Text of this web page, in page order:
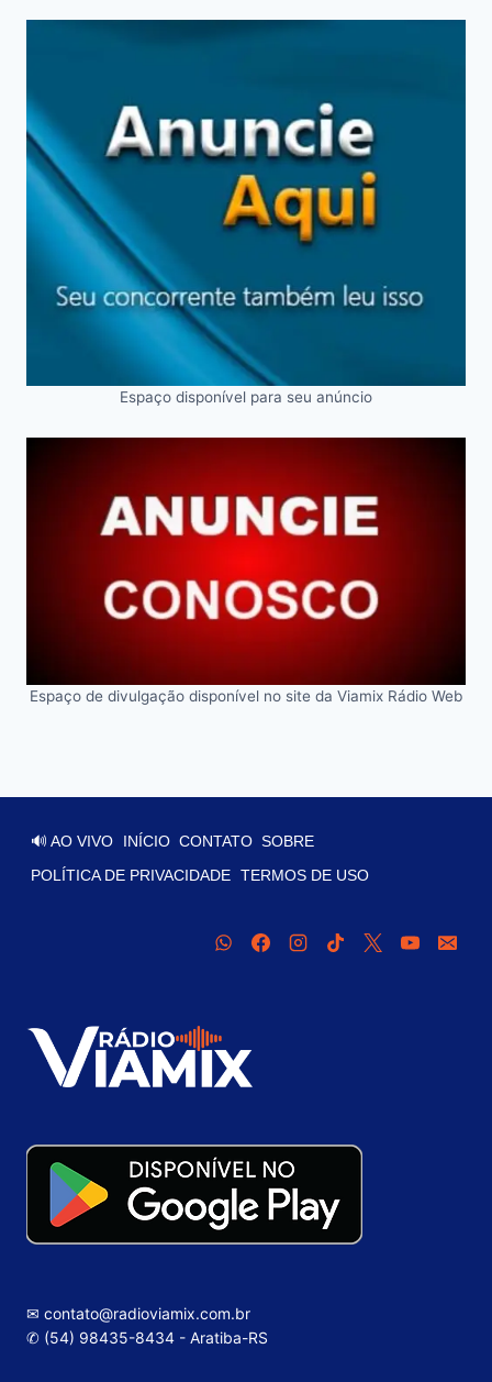
Espaço disponível para seu anúncio
Espaço de divulgação disponível no site da Viamix Rádio Web
🔊 AO VIVO INÍCIO CONTATO SOBRE
POLÍTICA DE PRIVACIDADE TERMOS DE USO
✉ contato@radioviamix.com.br
✆ (54) 98435-8434 - Aratiba-RS